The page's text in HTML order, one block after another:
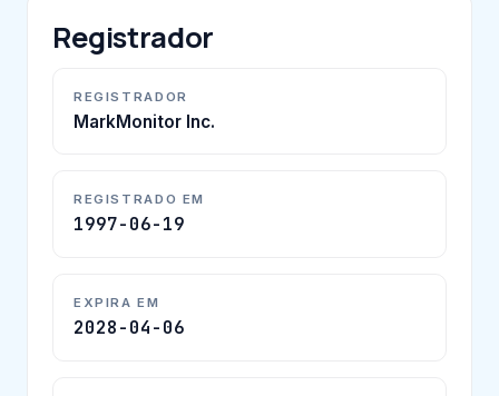
Registrador
REGISTRADOR
MarkMonitor Inc.
REGISTRADO EM
1997-06-19
EXPIRA EM
2028-04-06